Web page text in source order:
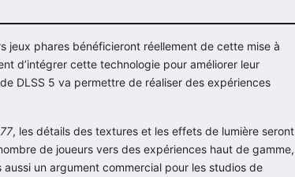
jeux phares bénéficieront réellement de cette mise à
d’intégrer cette technologie pour améliorer leur
DLSS 5 va permettre de réaliser des expériences
, les détails des textures et les effets de lumière seront
de joueurs vers des expériences haut de gamme,
un argument commercial pour les studios de